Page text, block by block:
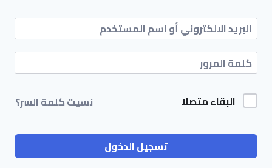
البقاء متصلا نسيت كلمة السر؟
تسجيل الدخول